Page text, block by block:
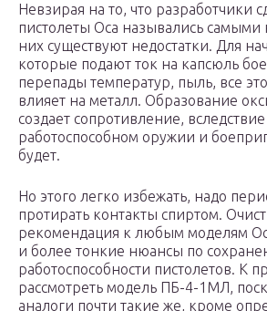
Невзирая на то, что разработчики
пистолеты Оса назывались
них существуют недостатки. Для
которые подают ток на капсюль
перепады температур, пыль, все
влияет на металл. Образование
создает сопротивление,
работоспособном оружии и
будет.
Но этого легко избежать, надо
протирать контакты спиртом.
рекомендация к любым моделям
и более тонкие нюансы по
работоспособности пистолетов. К
рассмотреть модель ПБ-4-1МЛ,
аналоги почти такие же, кроме